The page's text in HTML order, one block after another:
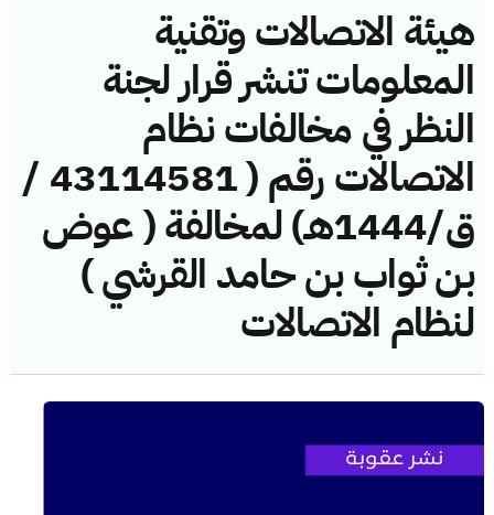
هيئة الاتصالات وتقنية
المعلومات تنشر قرار لجنة
النظر في مخالفات نظام
الاتصالات رقم ( 43114581 /
ق/1444هـ) لمخالفة ( عوض
بن ثواب بن حامد القرشي )
لنظام الاتصالات